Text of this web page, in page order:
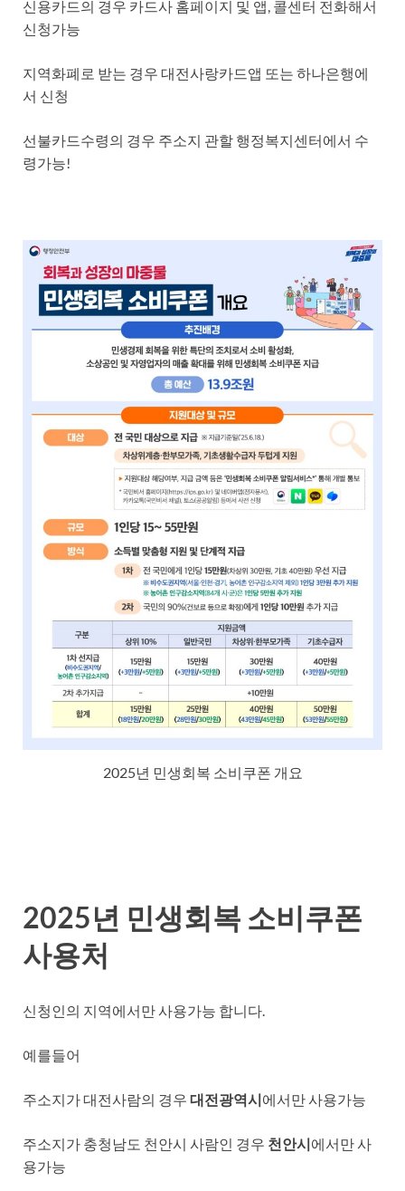
신용카드의 경우 카드사 홈페이지 및 앱, 콜센터 전화해서
신청가능
지역화폐로 받는 경우 대전사랑카드앱 또는 하나은행에
서 신청
선불카드수령의 경우 주소지 관할 행정복지센터에서 수
령가능!
2025년 민생회복 소비쿠폰 개요
2025년 민생회복 소비쿠폰
사용처
신청인의 지역에서만 사용가능 합니다.
예를들어
주소지가 대전사람의 경우 대전광역시에서만 사용가능
주소지가 충청남도 천안시 사람인 경우 천안시에서만 사
용가능